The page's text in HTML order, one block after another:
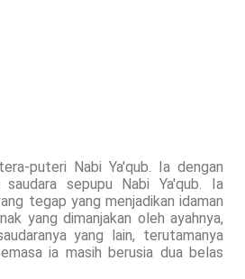
puteri Nabi Ya'qub. Ia dengan
sepupu Nabi Ya'qub. Ia
tegap yang menjadikan idaman
yang dimanjakan oleh ayahnya,
yang lain, terutamanya
ia masih berusia dua belas